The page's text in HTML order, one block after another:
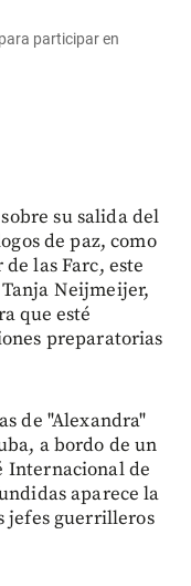
participar en
su salida del
de paz, como
las Farc, este
Neijmeijer,
que esté
preparatorias
de "Alexandra"
a bordo de un
Internacional de
aparece la
jefes guerrilleros